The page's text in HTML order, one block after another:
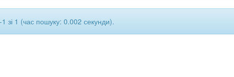
1 зі 1 (час пошуку: 0.002 секунди).